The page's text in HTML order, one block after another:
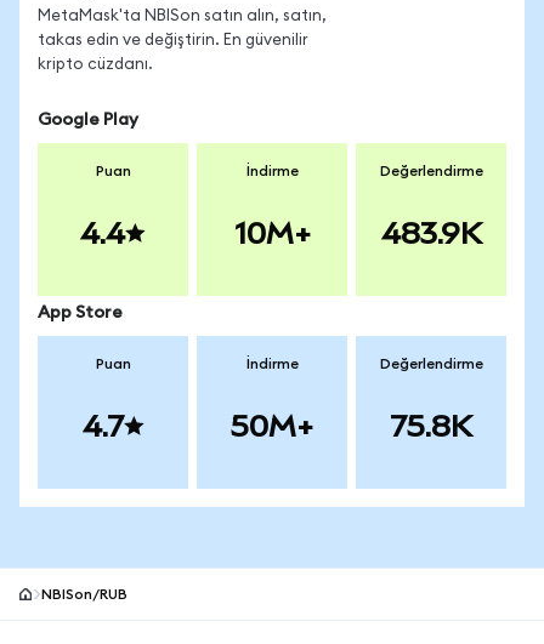
MetaMask'ta NBISon satın alın, satın,
takas edin ve değiştirin. En güvenilir
kripto cüzdanı.
Google Play
Puan
4.4
İndirme
10M+
Değerlendirme
483.9K
App Store
Puan
4.7
İndirme
50M+
Değerlendirme
75.8K
NBISon/RUB